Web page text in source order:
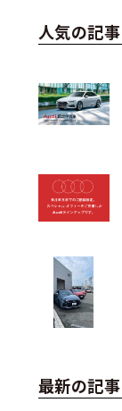
人気の記事
最新の記事